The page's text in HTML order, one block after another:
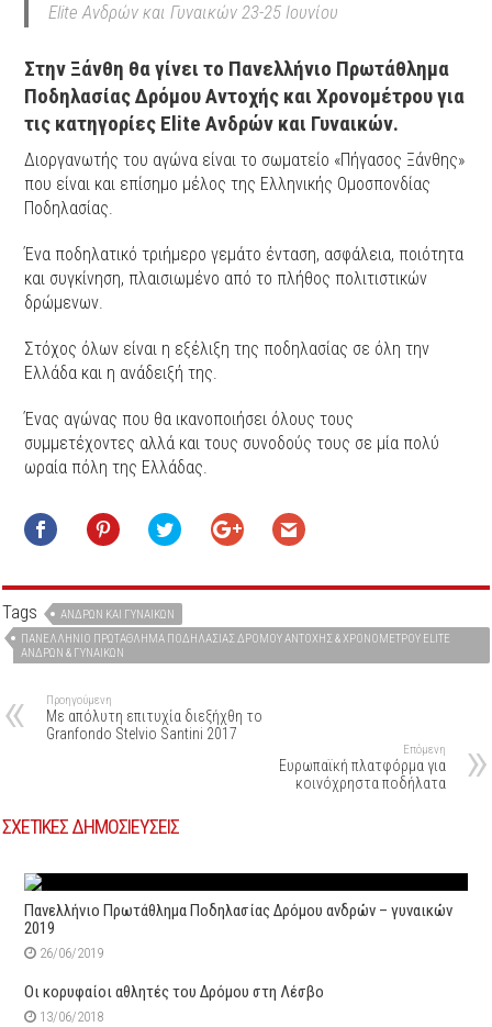
Elite Ανδρών και Γυναικών 23-25 Ιουνίου
Στην Ξάνθη θα γίνει το Πανελλήνιο Πρωτάθλημα
Ποδηλασίας Δρόμου Αντοχής και Χρονομέτρου για
τις κατηγορίες Elite Ανδρών και Γυναικών.
Διοργανωτής του αγώνα είναι το σωματείο «Πήγασος Ξάνθης»
που είναι και επίσημο μέλος της Ελληνικής Ομοσπονδίας
Ποδηλασίας.
Ένα ποδηλατικό τριήμερο γεμάτο ένταση, ασφάλεια, ποιότητα
και συγκίνηση, πλαισιωμένο από το πλήθος πολιτιστικών
δρώμενων.
Στόχος όλων είναι η εξέλιξη της ποδηλασίας σε όλη την
Ελλάδα και η ανάδειξή της.
Ένας αγώνας που θα ικανοποιήσει όλους τους
συμμετέχοντες αλλά και τους συνοδούς τους σε μία πολύ
ωραία πόλη της Ελλάδας.
Tags
ΑΝΔΡΏΝ ΚΑΙ ΓΥΝΑΙΚΏΝ
ΠΑΝΕΛΛΉΝΙΟ ΠΡΩΤΆΘΛΗΜΑ ΠΟΔΗΛΑΣΊΑΣ ΔΡΌΜΟΥ ΑΝΤΟΧΉΣ & ΧΡΟΝΟΜΈΤΡΟΥ ELITE
ΑΝΔΡΏΝ & ΓΥΝΑΙΚΏΝ
Προηγούμενη
Με απόλυτη επιτυχία διεξήχθη το
Granfondo Stelvio Santini 2017
Επόμενη
Ευρωπαϊκή πλατφόρμα για
κοινόχρηστα ποδήλατα
ΣΧΕΤΙΚΕΣ ΔΗΜΟΣΙΕΥΣΕΙΣ
Πανελλήνιο Πρωτάθλημα Ποδηλασίας Δρόμου ανδρών – γυναικών
2019
26/06/2019
Οι κορυφαίοι αθλητές του Δρόμου στη Λέσβο
13/06/2018